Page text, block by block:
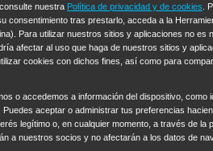
de Videos
of Cards Despedida Salvaje
Rex Diez libras y un sueño Mr
de Susan Ryeland: Moonflower
NCIS: Nueva Orleans Pandora En
cerrado Alert: Unidad de
nuestra Política de privacidad y de cookies .
consentimiento tras prestarlo, acceda a la
Para utilizar nuestros sitios y aplicaciones no es
afectar al uso que haga de nuestros sitios y
cookies con dichos fines, así como para
o accedemos a información del dispositivo, como
aceptar o administrar tus preferencias
legítimo o, en cualquier momento, a través de la
a nuestros socios y no afectarán a los datos de